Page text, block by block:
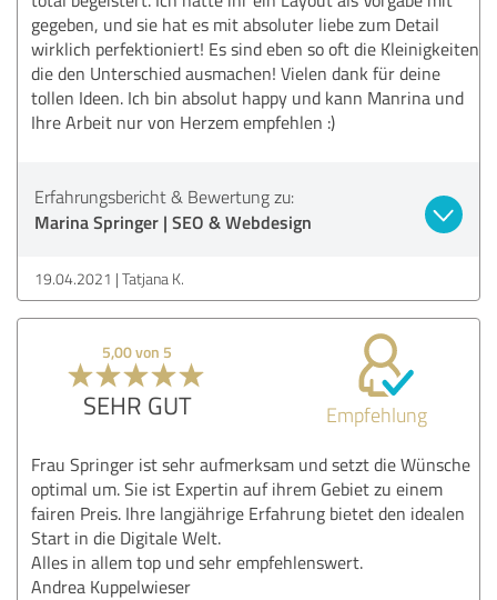
gegeben, und sie hat es mit absoluter liebe zum Detail
wirklich perfektioniert! Es sind eben so oft die Kleinigkeiten
die den Unterschied ausmachen! Vielen dank für deine
tollen Ideen. Ich bin absolut happy und kann Manrina und
Ihre Arbeit nur von Herzem empfehlen :)
Erfahrungsbericht & Bewertung zu:
Marina Springer | SEO & Webdesign
19.04.2021 Tatjana K.
5,00 von 5
SEHR GUT Empfehlung
Frau Springer ist sehr aufmerksam und setzt die Wünsche
optimal um. Sie ist Expertin auf ihrem Gebiet zu einem
fairen Preis. Ihre langjährige Erfahrung bietet den idealen
Start in die Digitale Welt.
Alles in allem top und sehr empfehlenswert.
Andrea Kuppelwieser